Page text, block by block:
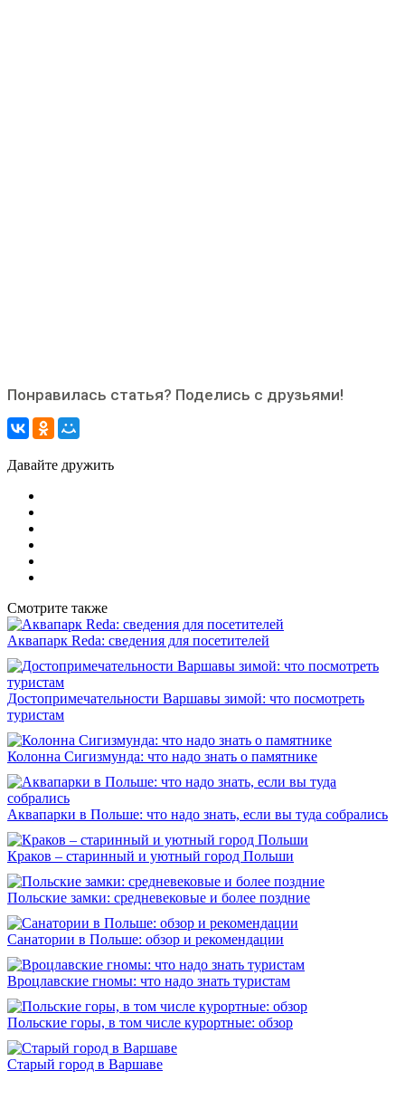
Понравилась статья? Поделись с друзьями!
Давайте дружить
Смотрите также
Аквапарк Reda: сведения для посетителей
Достопримечательности Варшавы зимой: что посмотреть
туристам
Колонна Сигизмунда: что надо знать о памятнике
Аквапарки в Польше: что надо знать, если вы туда собрались
Краков – старинный и уютный город Польши
Польские замки: средневековые и более поздние
Санатории в Польше: обзор и рекомендации
Вроцлавские гномы: что надо знать туристам
Польские горы, в том числе курортные: обзор
Старый город в Варшаве